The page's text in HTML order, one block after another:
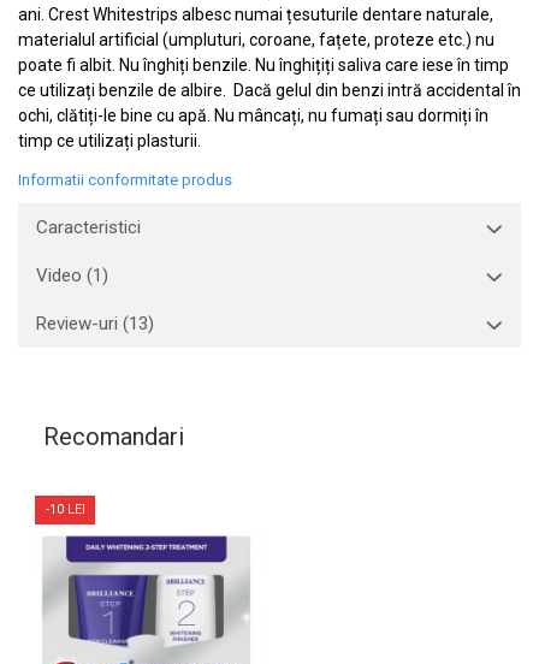
ani. Crest Whitestrips albesc numai țesuturile dentare naturale,
materialul artificial (umpluturi, coroane, fațete, proteze etc.) nu
poate fi albit. Nu înghiți benzile. Nu înghițiți saliva care iese în timp
ce utilizați benzile de albire. Dacă gelul din benzi intră accidental în
ochi, clătiți-le bine cu apă. Nu mâncați, nu fumați sau dormiți în
timp ce utilizați plasturii.
Informatii conformitate produs
Caracteristici
Video (1)
Review-uri (13)
Recomandari
-10 LEI